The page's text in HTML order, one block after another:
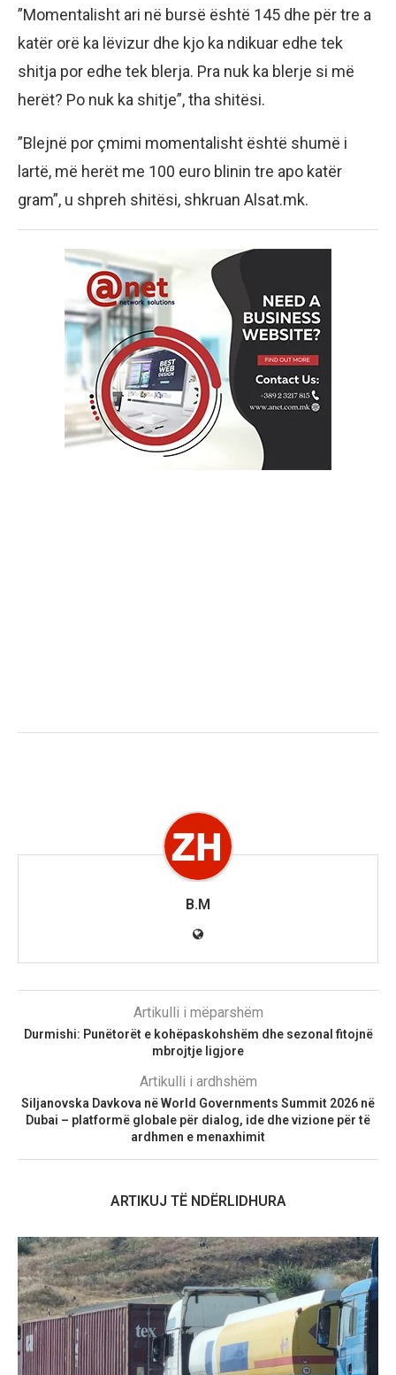
”Momentalisht ari në bursë është 145 dhe për tre a
katër orë ka lëvizur dhe kjo ka ndikuar edhe tek
shitja por edhe tek blerja. Pra nuk ka blerje si më
herët? Po nuk ka shitje”, tha shitësi.
”Blejnë por çmimi momentalisht është shumë i
lartë, më herët me 100 euro blinin tre apo katër
gram”, u shpreh shitësi, shkruan Alsat.mk.
B.M
Artikulli i mëparshëm
Durmishi: Punëtorët e kohëpaskohshëm dhe sezonal fitojnë
mbrojtje ligjore
Artikulli i ardhshëm
Siljanovska Davkova në World Governments Summit 2026 në
Dubai – platformë globale për dialog, ide dhe vizione për të
ardhmen e menaxhimit
ARTIKUJ TË NDËRLIDHURA